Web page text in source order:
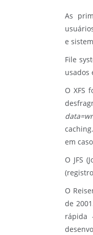
As
e
File
usados
O XFS
em
O JFS
O
de
rápida